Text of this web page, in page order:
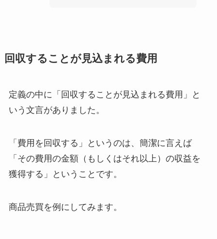
回収することが見込まれる費用
定義の中に「回収することが見込まれる費用」と
いう文言がありました。
「費用を回収する」というのは、簡潔に言えば
「その費用の金額（もしくはそれ以上）の収益を
獲得する」ということです。
商品売買を例にしてみます。